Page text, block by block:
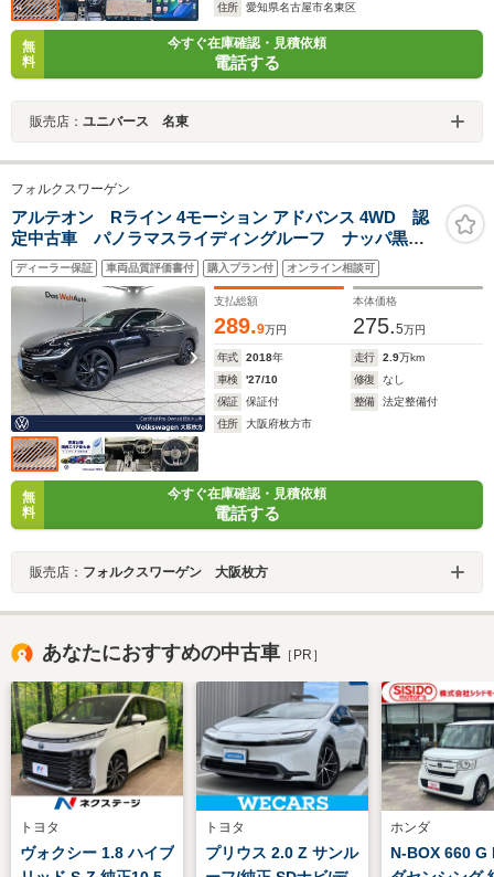
住所
愛知県名古屋市名東区
無
料
今すぐ在庫確認・見積依頼
電話する
販売店： ユニバース 名東
フォルクスワーゲン
アルテオン Rライン 4モーション アドバンス 4WD 認
定中古車 パノラマスライディングルーフ ナッパ黒革
シート オールインセーフティ LEDヘッドランプ 純
正20インチアルミホイール ヘッドアップディスプレ
イ パワーバックドア シートヒーター 7DSG
ディーラー保証 車両品質評価書付 購入プラン付 オンライン相談可
支払総額
289.9万円
本体価格
275.5万円
年式 2018年 走行 2.9万km
車検
'27/10 修復
なし
保証
保証付 整備
法定整備付
住所
大阪府枚方市
無
料
今すぐ在庫確認・見積依頼
電話する
販売店： フォルクスワーゲン 大阪枚方
あなたにおすすめの中古車 ［PR］
トヨタ
ヴォクシー 1.8 ハイブ
トヨタ
プリウス 2.0 Z サンル
ホンダ
N-BOX 660 G